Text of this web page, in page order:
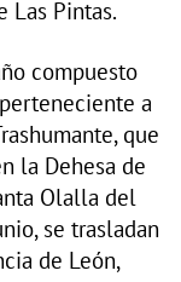
Las Pintas.
compuesto
a
que
la Dehesa de
Olalla del
se trasladan
de León,